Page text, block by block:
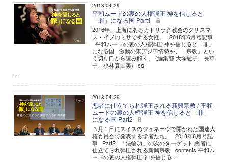
2018.04.29
平和ムードの裏の人権弾圧 神を信じると
「罪」になる国 Part1
2016年、上海にあるカトリック教会のクリスマ
ス・イブのミサで祈る女性。 2018年6月号記事
平和ムードの裏の人権弾圧 神を信じると「罪」
になる国 激動の東アジア情勢を、「宗教」とい
う切り口から読み解く。 (編集部 大塚紘子、長華
子、小林真由美) co
...
2018.04.29
悪者に仕立てられ弾圧される新興宗教 / 平和
ムードの裏の人権弾圧 神を信じると「罪」
になる国 Part2
３月１日にスイスのジュネーヴで開かれた国連人
権委員会で発表する学者たち。 2018年6月号記
事 Part2 「法輪功」の次のターゲット 悪者に
仕立てられ弾圧される新興宗教 contents 平和ム
ードの裏の人権弾圧 神を信じる...